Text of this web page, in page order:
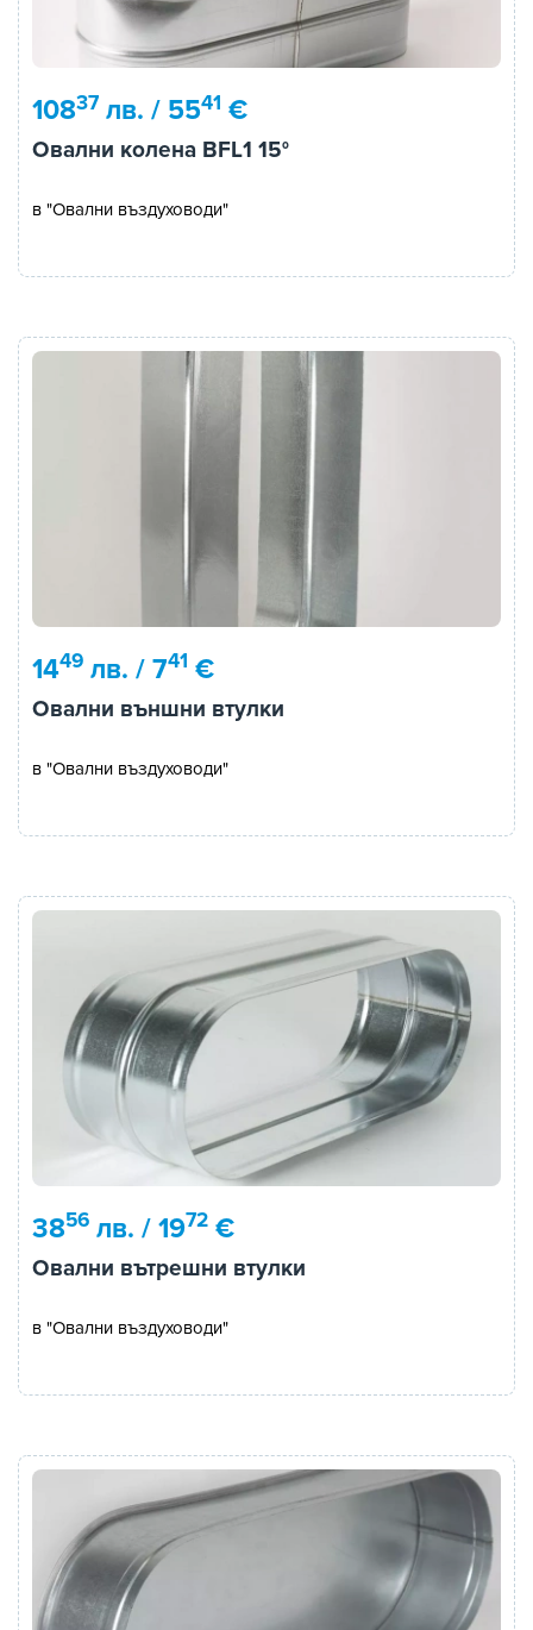
10837 лв. / 5541 €
Овални колена BFL1 15°
в "Овални въздуховоди"
1449 лв. / 741 €
Овални външни втулки
в "Овални въздуховоди"
3856 лв. / 1972 €
Овални вътрешни втулки
в "Овални въздуховоди"